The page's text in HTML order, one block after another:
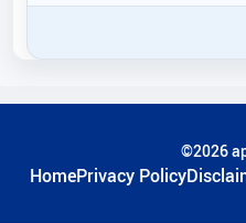
©2026
HomePrivacy Policy